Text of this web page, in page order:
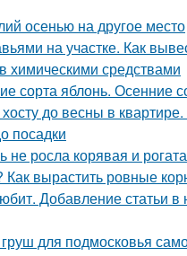
осенью на другое место
на участке. Как
химическими средствами
сорта яблонь. Осенние
до весны в квартире.
посадки
не росла корявая и
Как вырастить ровные
Добавление статьи в
для подмосковья